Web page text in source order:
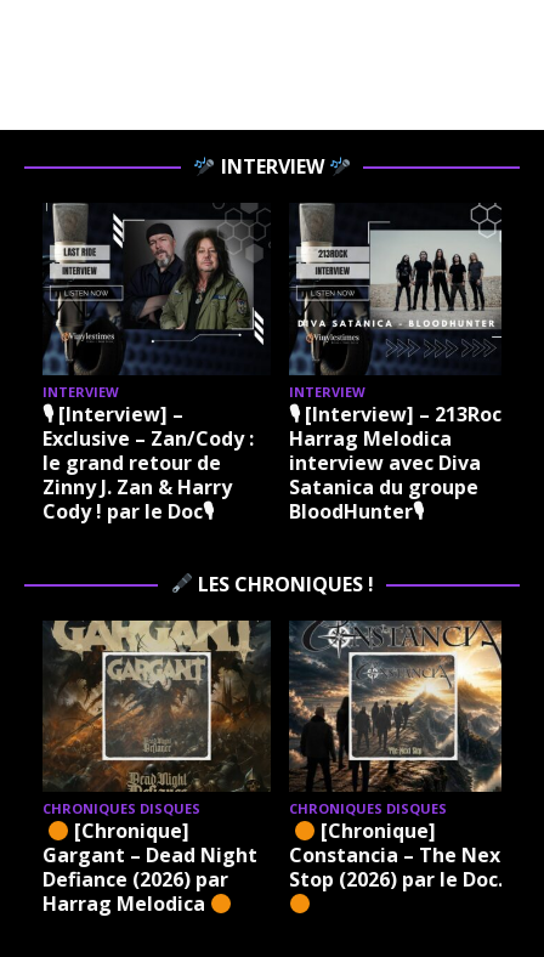
INTERVIEW
INTERVIEW
🎙 [Interview] –
Exclusive – Zan/Cody :
le grand retour de
Zinny J. Zan & Harry
Cody ! par le Doc🎙
INTERVIEW
🎙 [Interview] – 213Rock
Harrag Melodica
interview avec Diva
Satanica du groupe
BloodHunter🎙
LES CHRONIQUES !
CHRONIQUES DISQUES
[Chronique]
Gargant – Dead Night
Defiance (2026) par
Harrag Melodica
CHRONIQUES DISQUES
[Chronique]
Constancia – The Next
Stop (2026) par le Doc.